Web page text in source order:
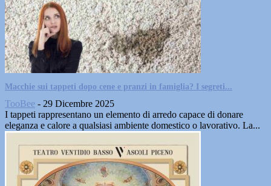
Macchie sui tappeti dopo cene e pranzi in famiglia? I segreti...
TooBee - 29 Dicembre 2025
I tappeti rappresentano un elemento di arredo capace di donare
eleganza e calore a qualsiasi ambiente domestico o lavorativo. La...